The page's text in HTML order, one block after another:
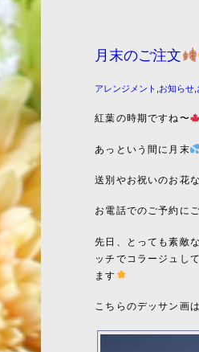
月末のご注文
アレンジメント お知らせ
紅葉の時期ですね〜
あっという間に月末
送別やお祝いのお花
お電話でのご予約に
先日、とっても素敵
ッチでコラージュし
ます
こちらのデッサン画